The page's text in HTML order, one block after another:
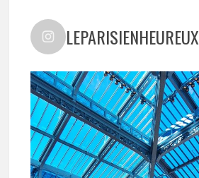
LEPARISIENHEUREUX